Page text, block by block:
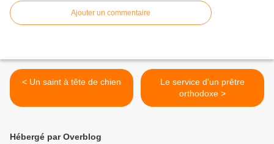
Ajouter un commentaire
< Un saint à tête de chien
Le service d'un prêtre
orthodoxe >
Hébergé par Overblog